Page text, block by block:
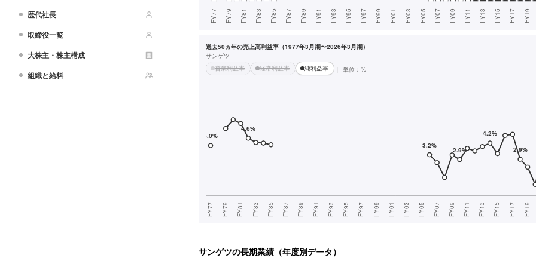
歴代社長
取締役一覧
大株主・株主構成
組織と給料
過去50ヵ年の売上高利益率（1977年3月期〜2026年3月期）
サンゲツ
営業利益率
経常利益率 純利益率 単位：%
サンゲツの長期業績（年度別データ）